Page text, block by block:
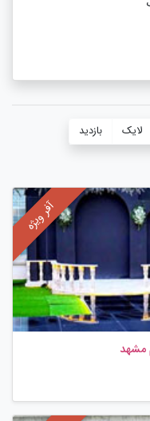
لایک بازدید
مشهد